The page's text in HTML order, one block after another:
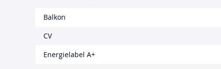
Balkon
CV
Energielabel A+